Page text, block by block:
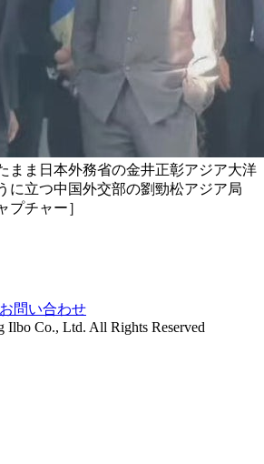
まま日本外務省の金井正彰アジア大洋
に立つ中国外交部の劉勁松アジア局
チャー］
問い合わせ
Ilbo Co., Ltd. All Rights Reserved